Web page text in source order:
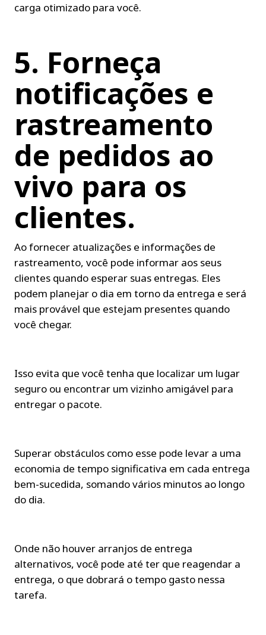
carga otimizado para você.
5. Forneça
notificações e
rastreamento
de pedidos ao
vivo para os
clientes.
Ao fornecer atualizações e informações de
rastreamento, você pode informar aos seus
clientes quando esperar suas entregas. Eles
podem planejar o dia em torno da entrega e será
mais provável que estejam presentes quando
você chegar.
Isso evita que você tenha que localizar um lugar
seguro ou encontrar um vizinho amigável para
entregar o pacote.
Superar obstáculos como esse pode levar a uma
economia de tempo significativa em cada entrega
bem-sucedida, somando vários minutos ao longo
do dia.
Onde não houver arranjos de entrega
alternativos, você pode até ter que reagendar a
entrega, o que dobrará o tempo gasto nessa
tarefa.